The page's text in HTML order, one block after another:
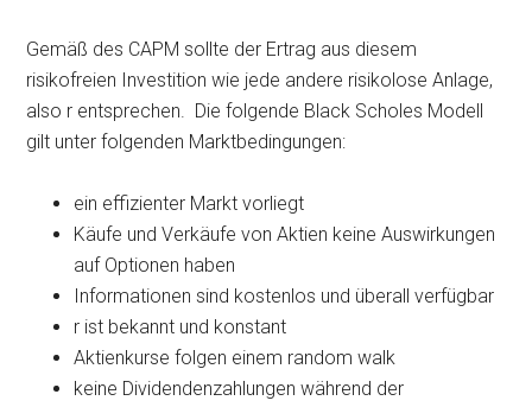
Gemäß des CAPM sollte der Ertrag aus diesem
risikofreien Investition wie jede andere risikolose Anlage,
also r entsprechen. Die folgende Black Scholes Modell
gilt unter folgenden Marktbedingungen:
ein effizienter Markt vorliegt
Käufe und Verkäufe von Aktien keine Auswirkungen
auf Optionen haben
Informationen sind kostenlos und überall verfügbar
r ist bekannt und konstant
Aktienkurse folgen einem random walk
keine Dividendenzahlungen während der